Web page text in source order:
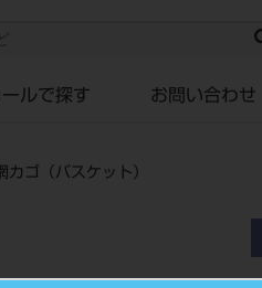
ルで探す お問い合わせ
ゴ（バスケット）